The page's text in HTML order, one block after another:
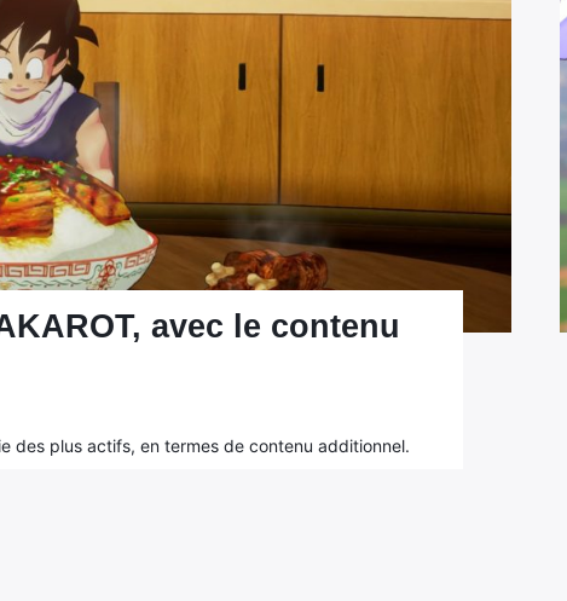
avec le contenu
des plus actifs, en termes de contenu additionnel.